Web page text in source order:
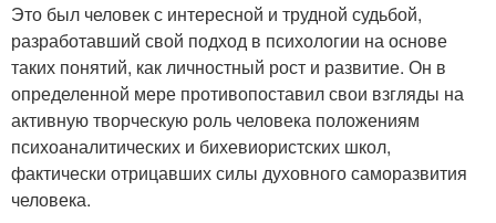
Это был человек с интересной и трудной судьбой,
разработавший свой подход в психологии на основе
таких понятий, как личностный рост и развитие. Он в
определенной мере противопоставил свои взгляды на
активную творческую роль человека положениям
психоаналитических и бихевиористских школ,
фактически отрицавших силы духовного саморазвития
человека.